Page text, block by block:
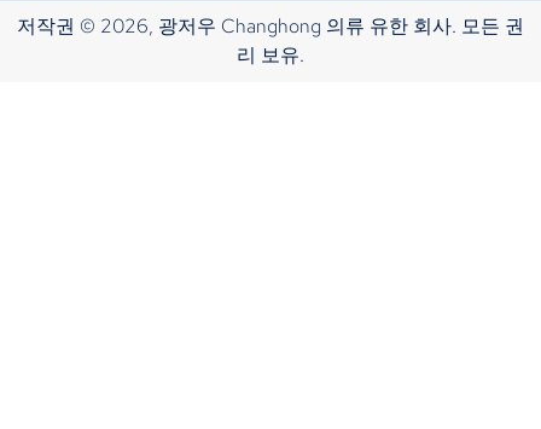
저작권 © 2026, 광저우 Changhong 의류 유한 회사. 모든 권
리 보유.